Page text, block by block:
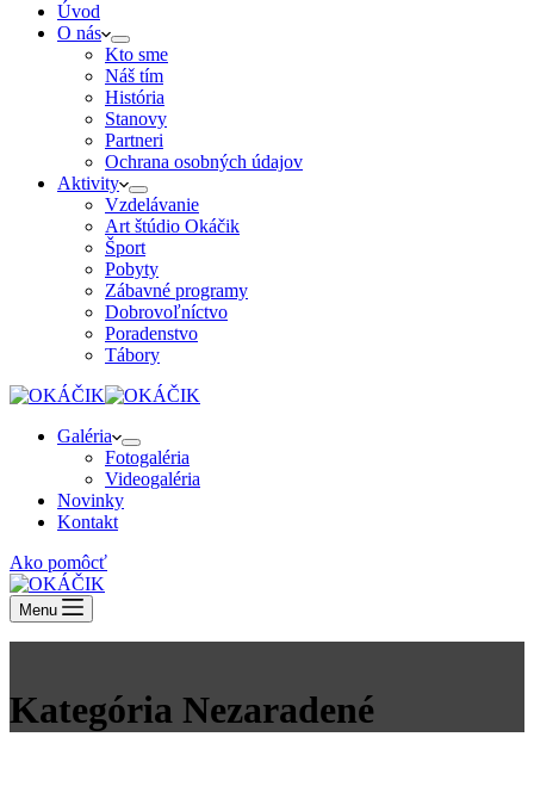
Úvod
O nás
Kto sme
Náš tím
História
Stanovy
Partneri
Ochrana osobných údajov
Aktivity
Vzdelávanie
Art štúdio Okáčik
Šport
Pobyty
Zábavné programy
Dobrovoľníctvo
Poradenstvo
Tábory
Galéria
Fotogaléria
Videogaléria
Novinky
Kontakt
Ako pomôcť
Menu
Kategória Nezaradené